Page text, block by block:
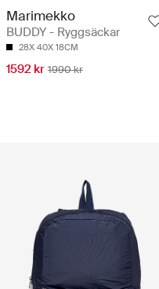
Marimekko
BUDDY - Ryggsäckar
28X 40X 18CM
1592 kr 1990 kr